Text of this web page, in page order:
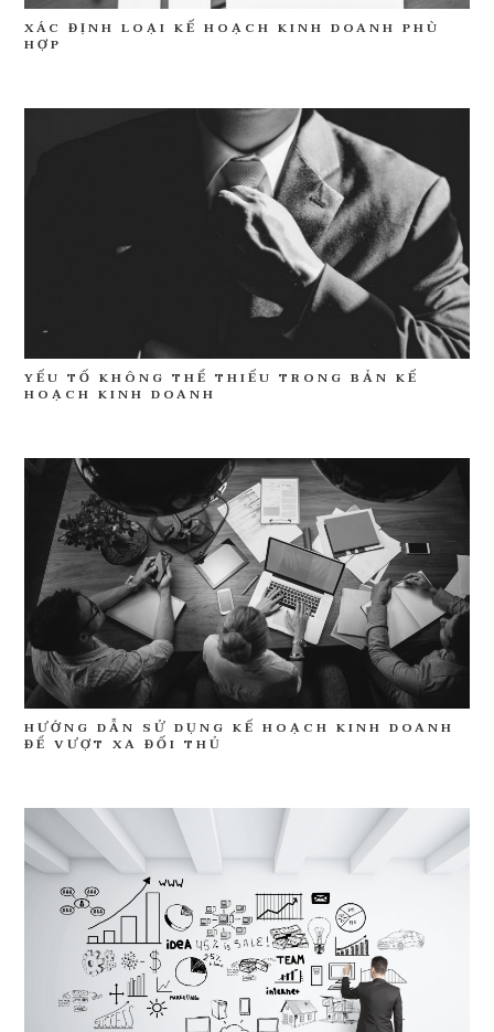
XÁC ĐỊNH LOẠI KẾ HOẠCH KINH DOANH PHÙ
HỢP
YẾU TỐ KHÔNG THỂ THIẾU TRONG BẢN KẾ
HOẠCH KINH DOANH
HƯỚNG DẪN SỬ DỤNG KẾ HOẠCH KINH DOANH
ĐỂ VƯỢT XA ĐỐI THỦ